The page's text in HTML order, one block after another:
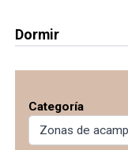
columpios
campaña En
Urbanización
phone965571358
Dormir
Categoría